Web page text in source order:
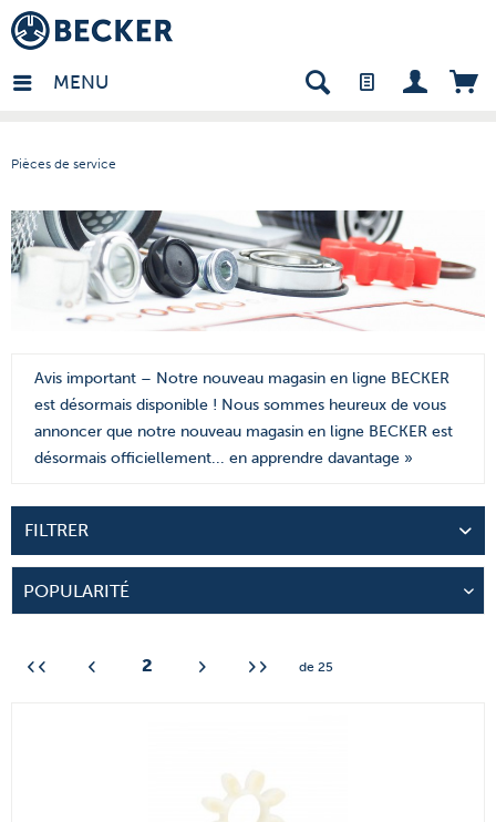
MENU
Pièces de service
- FR
Avis important – Notre nouveau magasin en ligne BECKER
est désormais disponible ! Nous sommes heureux de vous
annoncer que notre nouveau magasin en ligne BECKER est
désormais officiellement... en apprendre davantage »
FILTRER
2 de 25